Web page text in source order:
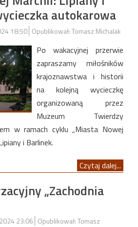
autokarowa
18:50 Opublikował: Tomasz Michalak
Po wakacyjnej przerwie
zapraszamy miłośników
krajoznawstwa i historii
na kolejną wycieczkę
organizowaną przez
Muzeum Twierdzy
w ramach cyklu „Miasta Nowej
i Barlinek.
Czytaj dalej...
„Zachodnia
23:06 Opublikował: Tomasz